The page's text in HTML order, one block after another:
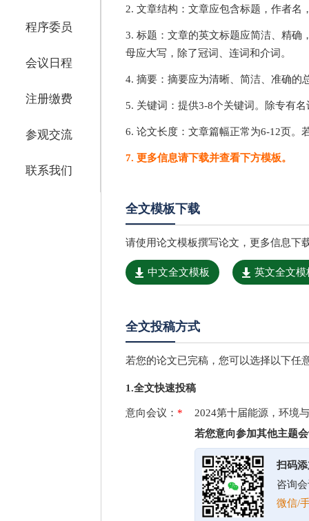
程序委员
会议日程
注册缴费
参观交流
联系我们
2. 文章结构：文章应包含标题，作者名
3. 标题：文章的英文标题应简洁、精确
母应大写，除了冠词、连词和介词。
4. 摘要：摘要应为清晰、简洁、准确的
5. 关键词：提供3-8个关键词。除专有
6. 论文长度：文章篇幅正常为6-12页。
7. 更多信息请下载并查看下方模板。
全文模板下载
请使用论文模板撰写论文，更多信息下
中文全文模板 英文全文模
全文投稿方式
若您的论文已完稿，您可以选择以下任
1.全文快速投稿
意向会议： *
2024第十届能源，环境
若您意向参加其他主题
扫码
咨询
微信/